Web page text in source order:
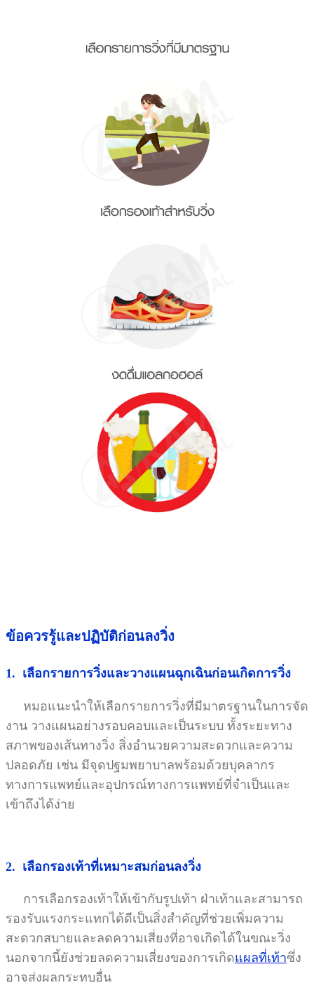
ข้อควรรู้และปฏิบัติก่อนลงวิ่ง
1. เลือกรายการวิ่งและวางแผนฉุกเฉินก่อนเกิดการวิ่ง
หมอแนะนำให้เลือกรายการวิ่งที่มีมาตรฐานในการจัด
งาน วางแผนอย่างรอบคอบและเป็นระบบ ทั้งระยะทาง
สภาพของเส้นทางวิ่ง สิ่งอำนวยความสะดวกและความ
ปลอดภัย เช่น มีจุดปฐมพยาบาลพร้อมด้วยบุคลากร
ทางการแพทย์และอุปกรณ์ทางการแพทย์ที่จำเป็นและ
เข้าถึงได้ง่าย
2. เลือกรองเท้าที่เหมาะสมก่อนลงวิ่ง
การเลือกรองเท้าให้เข้ากับรูปเท้า ฝ่าเท้าและสามารถ
รองรับแรงกระแทกได้ดีเป็นสิ่งสำคัญที่ช่วยเพิ่มความ
สะดวกสบายและลดความเสี่ยงที่อาจเกิดได้ในขณะวิ่ง
นอกจากนี้ยังช่วยลดความเสี่ยงของการเกิดแผลที่เท้าซึ่ง
อาจส่งผลกระทบอื่น